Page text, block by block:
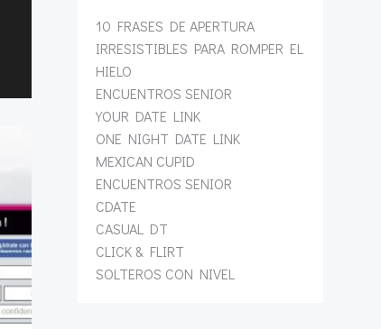
10 FRASES DE APERTURA
IRRESISTIBLES PARA ROMPER EL
HIELO
ENCUENTROS SENIOR
YOUR DATE LINK
ONE NIGHT DATE LINK
MEXICAN CUPID
ENCUENTROS SENIOR
CDATE
CASUAL DT
CLICK & FLIRT
SOLTEROS CON NIVEL